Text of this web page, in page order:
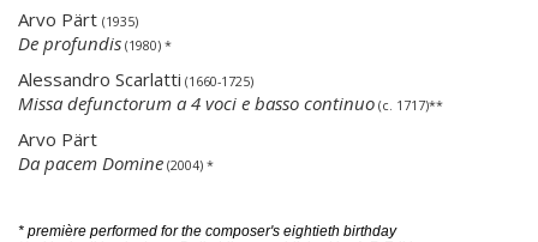
Arvo Pärt (1935)
De profundis (1980) *
Alessandro Scarlatti (1660-1725)
Missa defunctorum a 4 voci e basso continuo (c. 1717)**
Arvo Pärt
Da pacem Domine (2004) *
* première performed for the composer's eightieth birthday